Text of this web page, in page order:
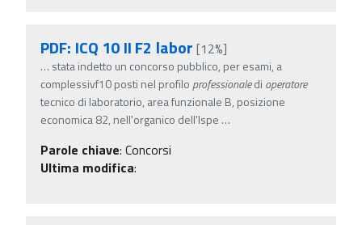
PDF: ICQ 10 II F2 labor [12%]
… stata indetto un concorso pubblico, per esami, a
complessivf10 posti nel profilo professionaledi operatore
tecnico di laboratorio, area funzionale B, posizione
economica 82, nell'organico dell'Ispe …
Parole chiave: Concorsi
Ultima modifica: